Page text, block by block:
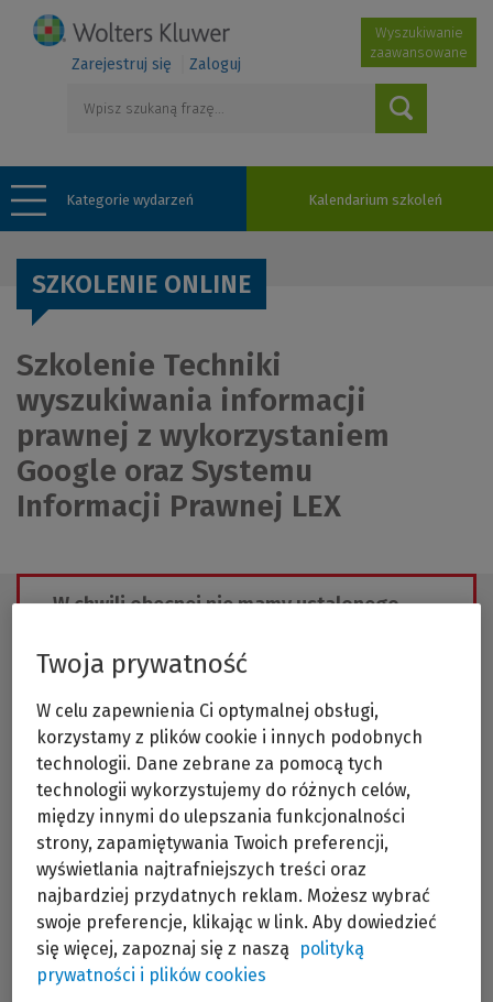
Zarejestruj się Zaloguj
Wyszukiwanie
zaawansowane
Kategorie wydarzeń Kalendarium szkoleń
SZKOLENIE ONLINE
Szkolenie Techniki
wyszukiwania informacji
prawnej z wykorzystaniem
Google oraz Systemu
Informacji Prawnej LEX
W chwili obecnej nie mamy ustalonego
organizować to szkolenie ponownie
Wyślij zapytanie
Cykl realizowany we współpracy Naczelnej Rady
Adwokackiej z Wolters Kluwer.
Szkolenie dotyczy technik wyszukiwania
informacji prawnej z wykorzystaniem Google oraz
Systemu Informacji Prawnej LEX. W trakcie
Twoja prywatność
W celu zapewnienia Ci optymalnej obsługi,
korzystamy z plików cookie i innych podobnych
technologii. Dane zebrane za pomocą tych
technologii wykorzystujemy do różnych celów,
między innymi do ulepszania funkcjonalności
strony, zapamiętywania Twoich preferencji,
wyświetlania najtrafniejszych treści oraz
najbardziej przydatnych reklam. Możesz wybrać
swoje preferencje, klikając w link. Aby dowiedzieć
się więcej, zapoznaj się z naszą
polityką
prywatności i plików cookies